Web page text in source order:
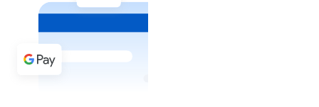
Achetez des cryptomonnaies en espèces et d'autres
Acheter avec espèces
Virement SEPA